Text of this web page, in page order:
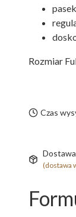
Rozmiar
Czas
Dostawa
(dostawa